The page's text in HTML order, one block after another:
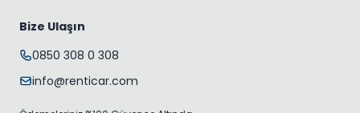
Bize Ulaşın
0850 308 0 308
info@renticar.com